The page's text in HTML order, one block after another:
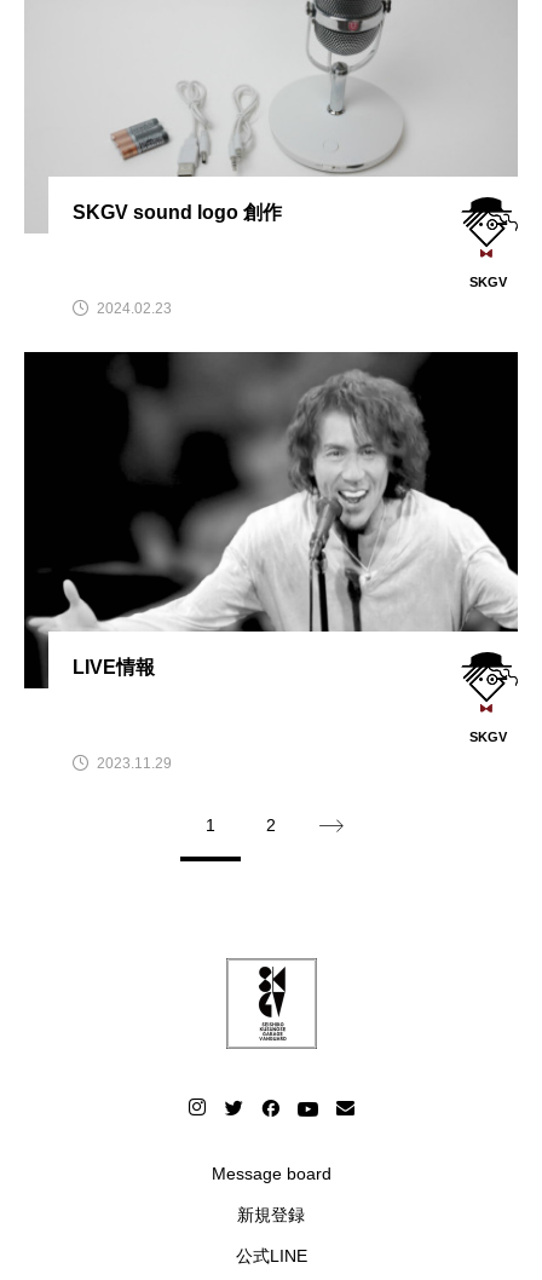
SKGV sound logo 創作
SKGV
2024.02.23
LIVE情報
SKGV
2023.11.29
1 2
Message board
新規登録
公式LINE